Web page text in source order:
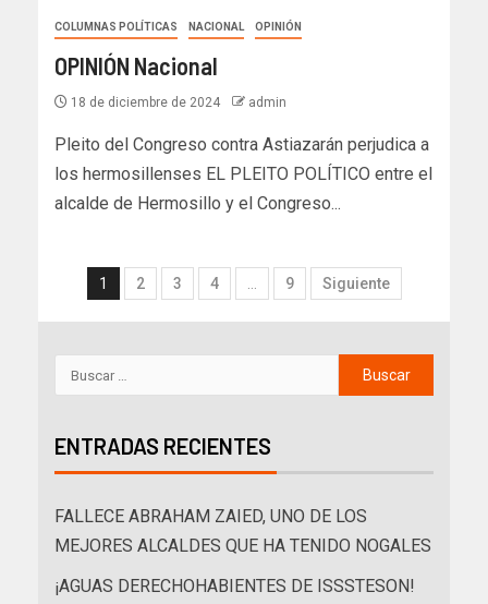
COLUMNAS POLÍTICAS NACIONAL OPINIÓN
OPINIÓN Nacional
18 de diciembre de 2024 admin
Pleito del Congreso contra Astiazarán perjudica a
los hermosillenses EL PLEITO POLÍTICO entre el
alcalde de Hermosillo y el Congreso...
1 2 3 4 … 9 Siguiente
ENTRADAS RECIENTES
FALLECE ABRAHAM ZAIED, UNO DE LOS
MEJORES ALCALDES QUE HA TENIDO NOGALES
¡AGUAS DERECHOHABIENTES DE ISSSTESON!